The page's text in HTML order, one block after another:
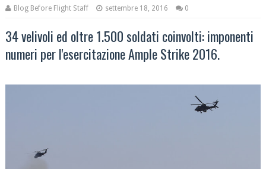
Blog Before Flight Staff settembre 18, 2016 0
34 velivoli ed oltre 1.500 soldati coinvolti: imponenti
numeri per l'esercitazione Ample Strike 2016.